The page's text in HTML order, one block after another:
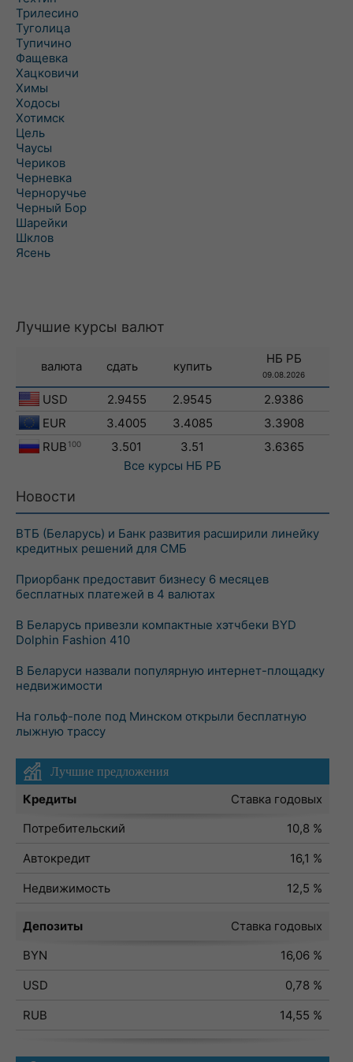
Трилесино
Туголица
Тупичино
Фащевка
Хацковичи
Химы
Ходосы
Хотимск
Цель
Чаусы
Чериков
Черневка
Черноручье
Черный Бор
Шарейки
Шклов
Ясень
Лучшие курсы валют
валюта сдать купить
НБ РБ
09.08.2026
USD 2.9455 2.9545
2.9386
EUR
3.4005 3.4085
3.3908
RUB 100 3.501 3.51
3.6365
Все курсы НБ РБ
Новости
ВТБ (Беларусь) и Банк развития расширили линейку
кредитных решений для СМБ
Приорбанк предоставит бизнесу 6 месяцев
бесплатных платежей в 4 валютах
В Беларусь привезли компактные хэтчбеки BYD
Dolphin Fashion 410
В Беларуси назвали популярную интернет-площадку
недвижимости
На гольф-поле под Минском открыли бесплатную
лыжную трассу
Лучшие предложения
Кредиты
Ставка годовых
Потребительский
10,8 %
Автокредит
16,1 %
Недвижимость
12,5 %
Депозиты
Ставка годовых
BYN
16,06 %
USD
0,78 %
RUB
14,55 %